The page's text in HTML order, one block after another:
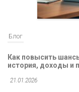
Блог
Как повысить
история, доходы и
21.01.2026